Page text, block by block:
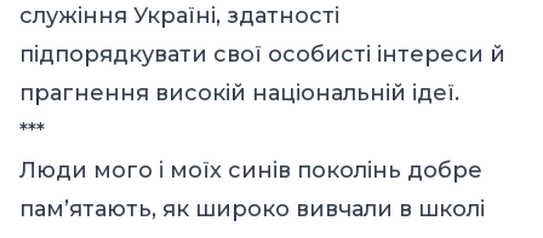
служіння Україні, здатності
підпорядкувати свої особисті інтереси й
прагнення високій національній ідеї.
***
Люди мого і моїх синів поколінь добре
пам’ятають, як широко вивчали в школі